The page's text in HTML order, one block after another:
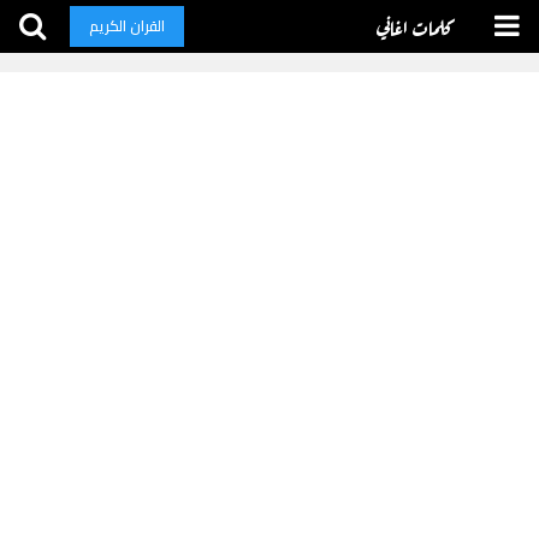
كلمات اغاني القران الكريم